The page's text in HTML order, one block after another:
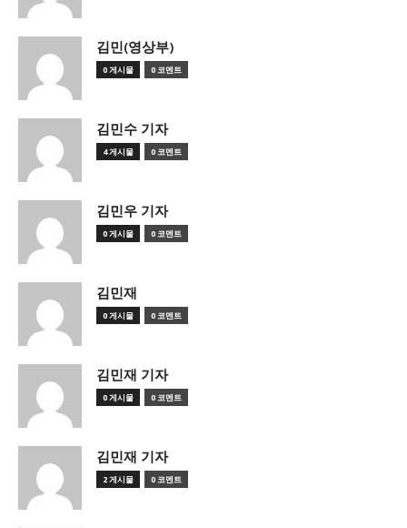
김민(영상부)
0 게시물 0 코멘트
김민수 기자
4 게시물 0 코멘트
김민우 기자
0 게시물 0 코멘트
김민재
0 게시물 0 코멘트
김민재 기자
0 게시물 0 코멘트
김민재 기자
2 게시물 0 코멘트